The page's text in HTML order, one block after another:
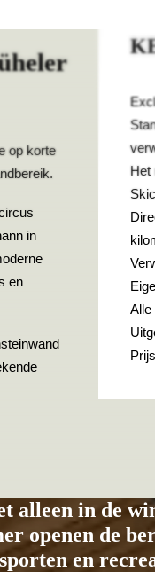
op korte
in
en
Het
Alle
alleen in de
openen de
en